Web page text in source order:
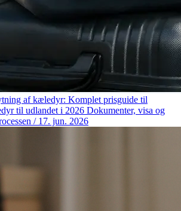
af kæledyr: Komplet prisguide til
til udlandet i 2026 Dokumenter, visa og
/ 17. jun. 2026